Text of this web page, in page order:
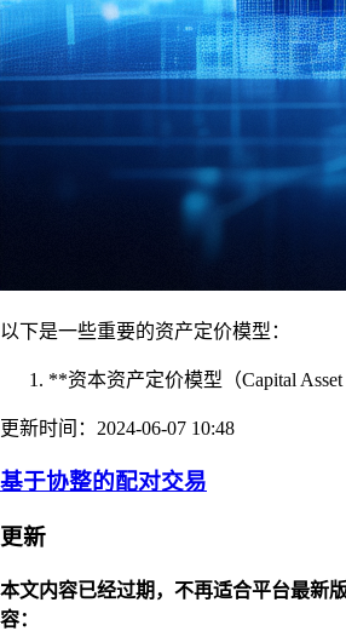
以下是一些重要的资产定价模型：
**资本资产定价模型（Capital
更新时间：2024-06-07 10:48
基于协整的配对交易
更新
本文内容已经过期，不再适合平台最新
容：